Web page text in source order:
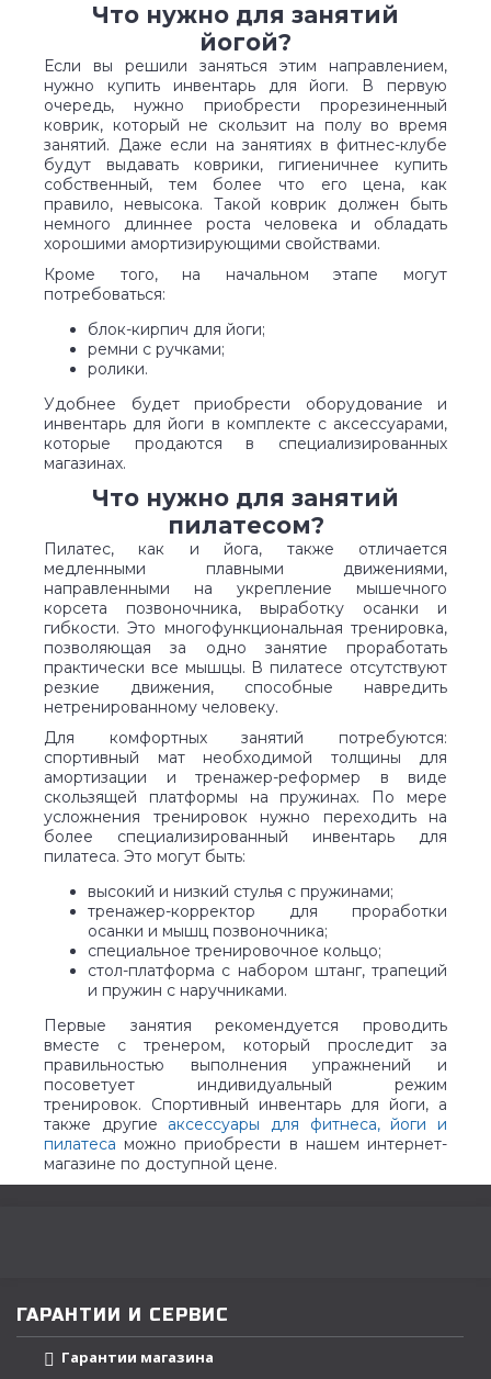
Что нужно для занятий
йогой?
Если вы решили заняться этим направлением,
нужно купить инвентарь для йоги. В первую
очередь, нужно приобрести прорезиненный
коврик, который не скользит на полу во время
занятий. Даже если на занятиях в фитнес-клубе
будут выдавать коврики, гигиеничнее купить
собственный, тем более что его цена, как
правило, невысока. Такой коврик должен быть
немного длиннее роста человека и обладать
хорошими амортизирующими свойствами.
Кроме того, на начальном этапе могут
потребоваться:
блок-кирпич для йоги;
ремни с ручками;
ролики.
Удобнее будет приобрести оборудование и
инвентарь для йоги в комплекте с аксессуарами,
которые продаются в специализированных
магазинах.
Что нужно для занятий
пилатесом?
Пилатес, как и йога, также отличается
медленными плавными движениями,
направленными на укрепление мышечного
корсета позвоночника, выработку осанки и
гибкости. Это многофункциональная тренировка,
позволяющая за одно занятие проработать
практически все мышцы. В пилатесе отсутствуют
резкие движения, способные навредить
нетренированному человеку.
Для комфортных занятий потребуются:
спортивный мат необходимой толщины для
амортизации и тренажер-реформер в виде
скользящей платформы на пружинах. По мере
усложнения тренировок нужно переходить на
более специализированный инвентарь для
пилатеса. Это могут быть:
высокий и низкий стулья с пружинами;
тренажер-корректор для проработки
осанки и мышц позвоночника;
специальное тренировочное кольцо;
стол-платформа с набором штанг, трапеций
и пружин с наручниками.
Первые занятия рекомендуется проводить
вместе с тренером, который проследит за
правильностью выполнения упражнений и
посоветует индивидуальный режим
тренировок. Спортивный инвентарь для йоги, а
также другие аксессуары для фитнеса, йоги и
пилатеса можно приобрести в нашем интернет-
магазине по доступной цене.
ГАРАНТИИ И СЕРВИС
Гарантии магазина